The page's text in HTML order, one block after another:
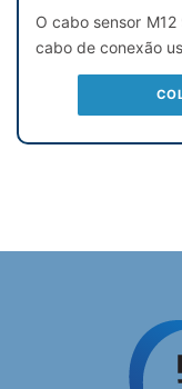
O cabo sensor
cabo de conexão